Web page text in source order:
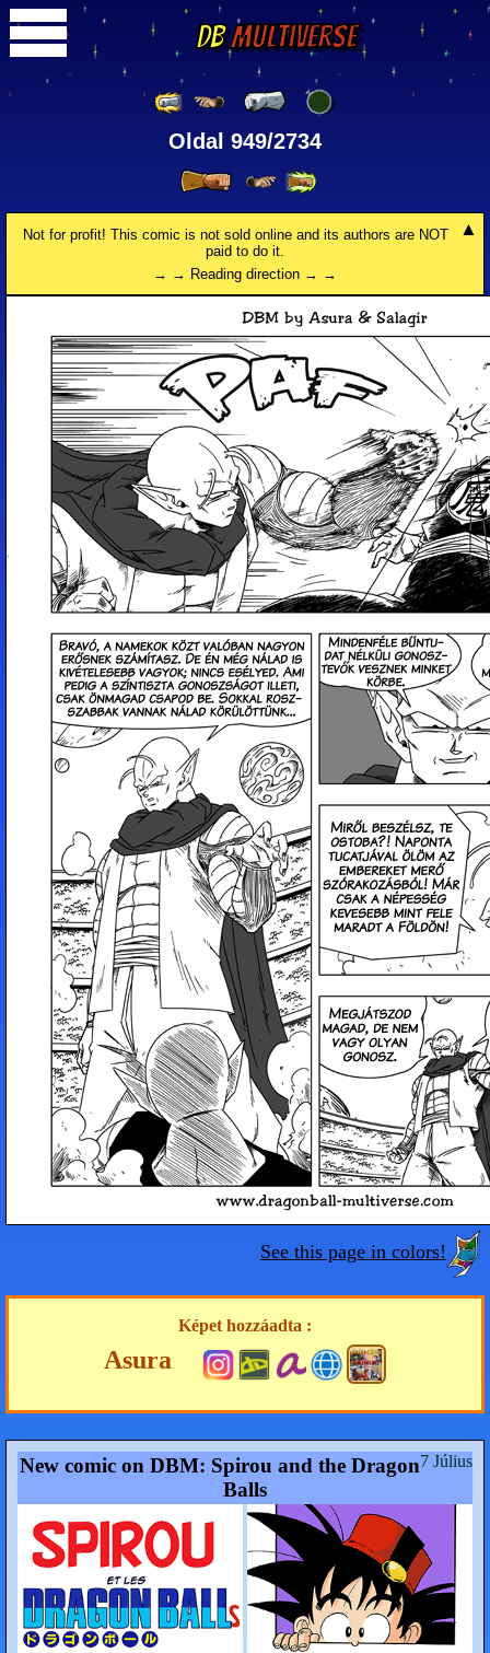
DBMultiverse
Oldal 949/2734
Not for profit! This comic is not sold online and its authors are NOT
paid to do it.
→ → Reading direction → →
See this page in colors!
Képet hozzáadta :
Asura
7 Július
New comic on DBM: Spirou and the Dragon
Balls